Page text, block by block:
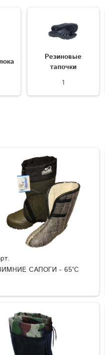
Резиновые
тапочки
1
САПОГИ - 65°C